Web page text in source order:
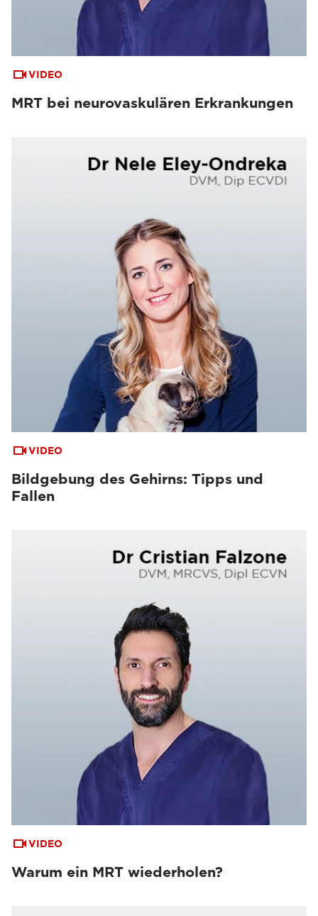
VIDEO
MRT bei neurovaskulären Erkrankungen
VIDEO
Bildgebung des Gehirns: Tipps und
Fallen
VIDEO
Warum ein MRT wiederholen?